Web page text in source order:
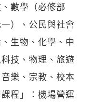
數學（必修部
）、公民與社會
生物、化學、中
技、物理、旅遊
樂、宗教、校本
程」：機場營運